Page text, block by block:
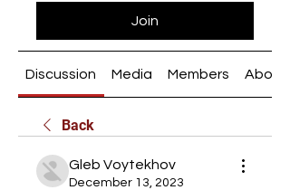
Join
Discussion Media Members About
Back
Gleb Voytekhov
December 13, 2023